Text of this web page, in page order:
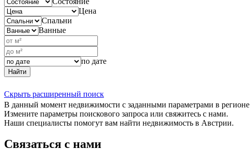
Цена
Спальни
Ванные
по дате
Найти
Скрыть расширенный поиск
В данный момент недвижимости с заданными параметрами в регионе
Измените параметры поискового запроса или свяжитесь с нами.
Наши специалисты помогут вам найти недвижимость в Австрии.
Связаться с нами